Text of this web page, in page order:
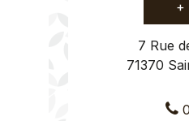
7 Rue
71370